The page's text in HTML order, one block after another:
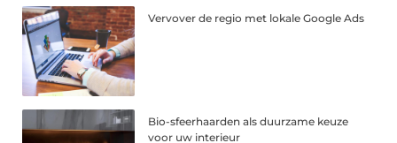
Vervover de regio met lokale Google Ads
Bio-sfeerhaarden als duurzame keuze
voor uw interieur